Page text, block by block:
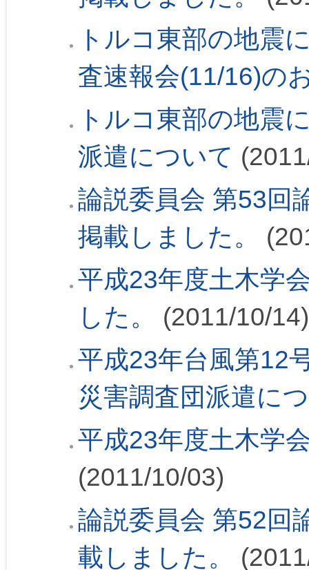
トルコ東部の地震
査速報会(11/16)の
トルコ東部の地震
派遣について
論説委員会 第53回
掲載しました。
平成23年度土木学
した。
(2011/10/14)
平成23年台風第12
災害調査団派遣に
平成23年度土木学
(2011/10/03)
論説委員会 第52回
載しました。